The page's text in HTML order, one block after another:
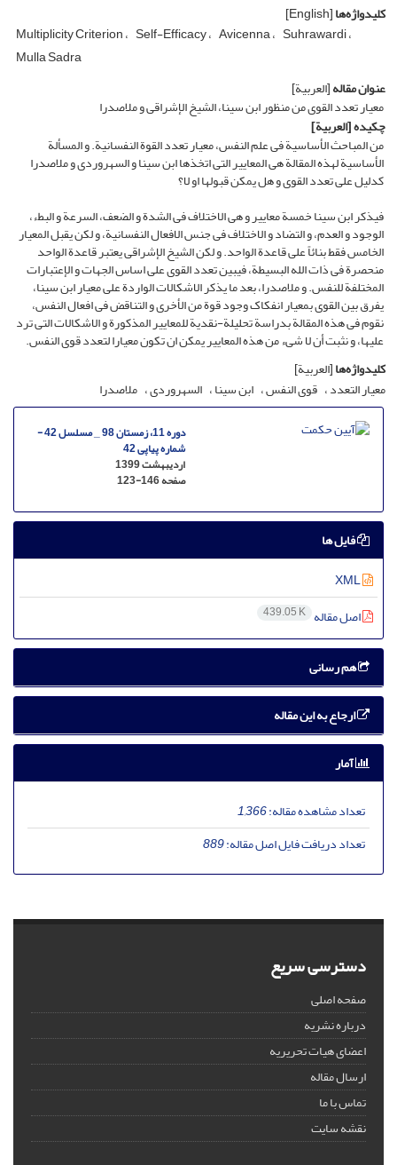
کلیدواژه‌ها[English]
Multiplicity Criterion Self-Efficacy Avicenna Suhrawardi
Mulla Sadra
عنوان مقاله[العربیة]
معیار تعدد القوى من منظور ابن سینا، الشیخ الإشراقی و ملاصدرا
چکیده[العربیة]
من المباحث الأساسیة فی علم النفس، معیار تعدد القوة النفسانیة. و المسألة
الأساسیة لهذه المقالة هی المعاییر التی اتخذها ابن سینا و السهروردی و ملاصدرا
کدلیل على تعدد القوى و هل یمکن قبولها او لا؟
فیذکر ابن سینا خمسة معاییر و هی الاختلاف فی الشدة و الضعف، السرعة و البطء،
الوجود و العدم، و التضاد و الاختلاف فی جنس الافعال النفسانیة، و لکن یقبل المعیار
الخامس فقط بنائاً على قاعدة الواحد. و لکن الشیخ الإشراقی یعتبر قاعدة الواحد
منحصرة فی ذات الله البسیطة، فیبین تعدد القوى على اساس الجهات و الإعتبارات
المختلفة للنفس. و ملاصدرا، بعد ما یذکر الاشکالات الواردة على معیار ابن سینا،
یفرق بین القوى بمعیار انفکاک وجود قوة من الأخرى و التناقض فی افعال النفس،
نقوم فی هذه المقالة بدراسة تحلیلة-نقدیة للمعاییر المذکورة و الاشکالات التی ترد
علیها، و نثبت أن لا شیء من هذه المعاییر یمکن ان تکون معیارا لتعدد قوى النفس.
کلیدواژه‌ها[العربیة]
معیار التعدد قوى النفس ابن سینا السهروردی ملاصدرا
دوره 11، زمستان 98 _ مسلسل 42 -
شماره پیاپی 42
اردیبهشت 1399
صفحه123-146
فایل ها
اصل مقاله 439.05 K
هم رسانی
ارجاع به این مقاله
آمار
تعداد مشاهده مقاله:1,366
تعداد دریافت فایل اصل مقاله:889
دسترسی سریع
صفحه اصلی
درباره نشریه
اعضای هیات تحریریه
ارسال مقاله
تماس با ما
نقشه سایت